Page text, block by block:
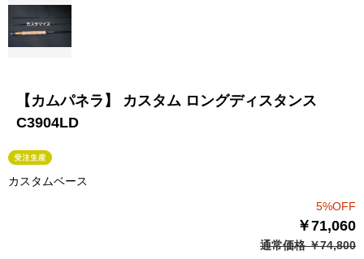
【カムパネラ】 カスタム ロングディスタンス
C3904LD
カスタムベース
5%OFF
￥71,060
通常価格 ￥74,800